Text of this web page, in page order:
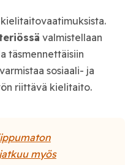
valmistellaan
täsmennettäisiin
sosiaali- ja
riittävä kielitaito.
myös